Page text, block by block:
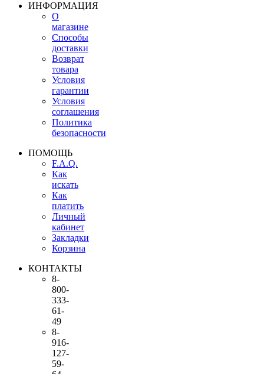
ИНФОРМАЦИЯ
О
магазине
Способы
доставки
Возврат
товара
Условия
гарантии
Условия
соглашения
Политика
безопасности
ПОМОЩЬ
F.A.Q.
Как
искать
Как
платить
Личный
кабинет
Закладки
Корзина
КОНТАКТЫ
8-
800-
333-
61-
49
8-
916-
127-
59-